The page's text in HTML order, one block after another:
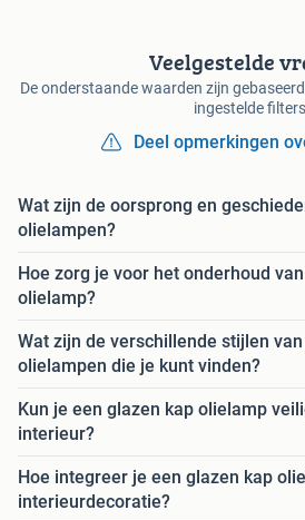
Veelgestelde
De onderstaande waarden zijn
ingestelde filters
Deel opmerkingen
Wat zijn de oorsprong en
olielampen?
Hoe zorg je voor het onderhoud
olielamp?
Wat zijn de verschillende stijlen
olielampen die je kunt vinden?
Kun je een glazen kap olielamp
interieur?
Hoe integreer je een glazen kap
interieurdecoratie?